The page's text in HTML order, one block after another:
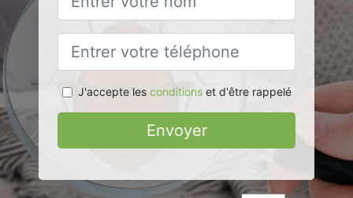
J'accepte les conditionset d'être rappelé
Envoyer